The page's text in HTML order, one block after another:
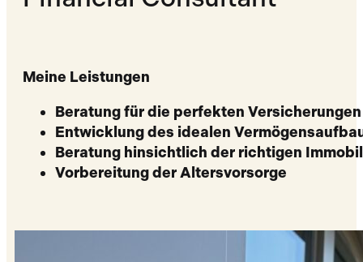
Meine Leistungen
Beratung für die perfekten Versicherungen
Entwicklung des idealen
Beratung hinsichtlich der richtigen
Vorbereitung der Altersvorsorge